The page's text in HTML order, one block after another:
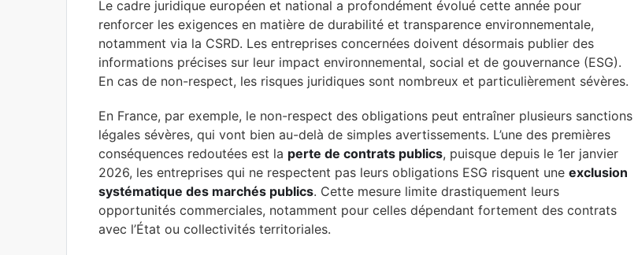
Le cadre juridique européen et national a profondément évolué cette année pour
renforcer les exigences en matière de durabilité et transparence environnementale,
notamment via la CSRD. Les entreprises concernées doivent désormais publier des
informations précises sur leur impact environnemental, social et de gouvernance (ESG).
En cas de non-respect, les risques juridiques sont nombreux et particulièrement sévères.
En France, par exemple, le non-respect des obligations peut entraîner plusieurs sanctions
légales sévères, qui vont bien au-delà de simples avertissements. L’une des premières
conséquences redoutées est la perte de contrats publics, puisque depuis le 1er janvier
2026, les entreprises qui ne respectent pas leurs obligations ESG risquent une exclusion
systématique des marchés publics. Cette mesure limite drastiquement leurs
opportunités commerciales, notamment pour celles dépendant fortement des contrats
avec l’État ou collectivités territoriales.